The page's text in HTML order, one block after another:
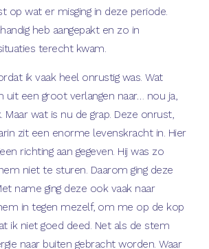
op wat er misging in deze periode.
heb aangepakt en zo in
terecht kwam.
ik vaak heel onrustig was. Wat
een groot verlangen naar… nou ja,
Maar wat is nu de grap. Deze onrust,
zit een enorme levenskracht in. Hier
richting aan gegeven. Hij was zo
niet te sturen. Daarom ging deze
name ging deze ook vaak naar
in tegen mezelf, om me op de kop
ik niet goed deed. Net als de stem
naar buiten gebracht worden. Waar